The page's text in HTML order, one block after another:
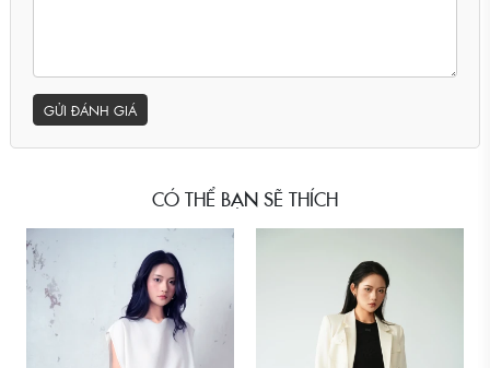
GỬI ĐÁNH GIÁ
CÓ THỂ BẠN SẼ THÍCH